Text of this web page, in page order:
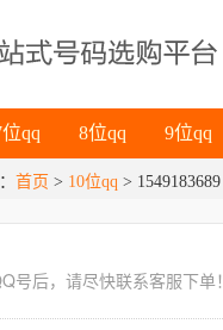
位qq 8位qq 9位qq
首页 > 10位qq > 1549183689
号后，请尽快联系客服下单！